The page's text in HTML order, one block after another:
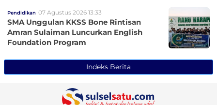
Pendidikan 07 Agustus 2026 13:33
SMA Unggulan KKSS Bone Rintisan
Amran Sulaiman Luncurkan English
Foundation Program
Indeks Berita